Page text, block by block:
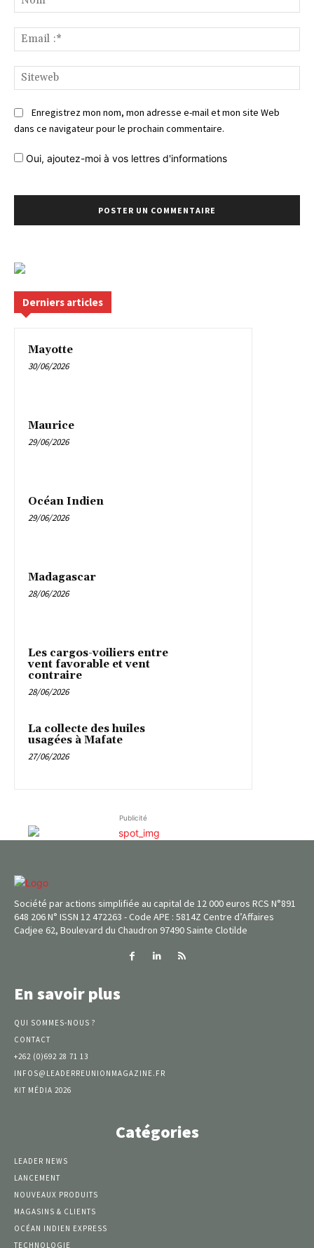
:*
Enregistrez mon nom, mon adresse e-mail et mon site Web
dans ce navigateur pour le prochain commentaire.
Oui, ajoutez-moi à vos lettres d'informations
Derniers articles
Mayotte
30/06/2026
Maurice
29/06/2026
Océan Indien
29/06/2026
Madagascar
28/06/2026
Les cargos-voiliers entre
vent favorable et vent
contraire
28/06/2026
La collecte des huiles
usagées à Mafate
27/06/2026
Publicité
Société par actions simplifiée au capital de 12 000 euros RCS N°891
648 206 N° ISSN 12 472263 - Code APE : 5814Z Centre d’Affaires
Cadjee 62, Boulevard du Chaudron 97490 Sainte Clotilde
En savoir plus
QUI SOMMES-NOUS ?
CONTACT
+262 (0)692 28 71 13
INFOS@LEADERREUNIONMAGAZINE.FR
KIT MÉDIA 2026
Catégories
LEADER NEWS
LANCEMENT
NOUVEAUX PRODUITS
MAGASINS & CLIENTS
OCÉAN INDIEN EXPRESS
TECHNOLOGIE